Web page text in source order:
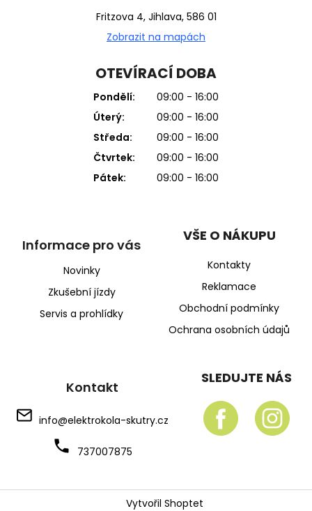
Fritzova 4, Jihlava, 586 01
Zobrazit na mapách
OTEVÍRACÍ DOBA
Pondělí:
09:00 - 16:00
Úterý:
09:00 - 16:00
Středa:
09:00 - 16:00
Čtvrtek:
09:00 - 16:00
Pátek:
09:00 - 16:00
Informace pro vás
Novinky
Zkušební jízdy
Servis a prohlídky
VŠE O NÁKUPU
Kontakty
Reklamace
Obchodní podmínky
Ochrana osobních údajů
Kontakt
info@elektrokola-skutry.cz
737007875
SLEDUJTE NÁS
Vytvořil Shoptet